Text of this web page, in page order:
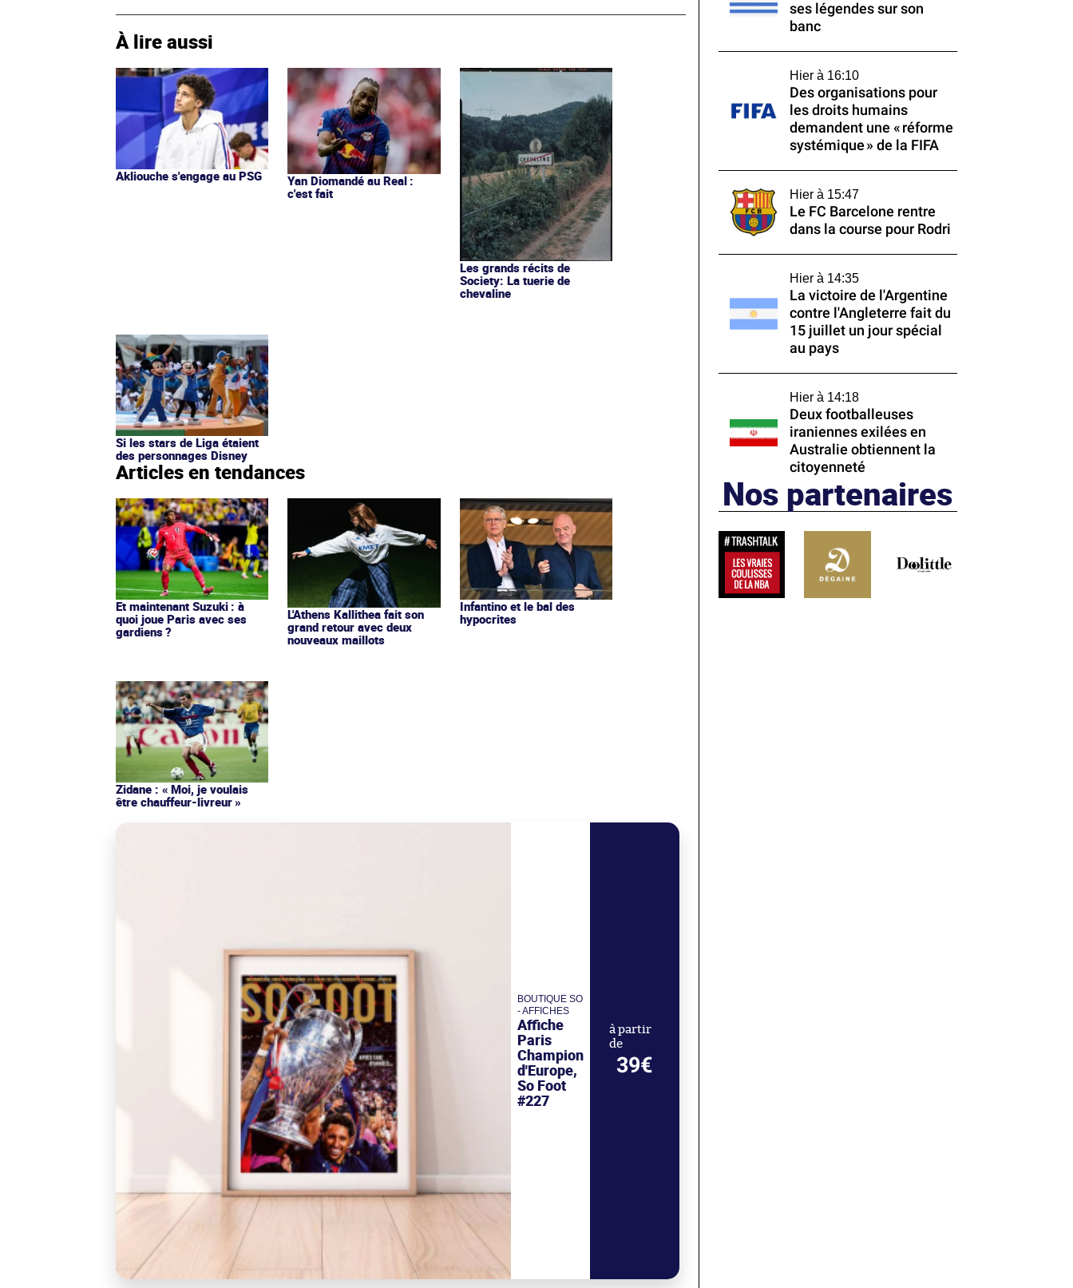
À lire aussi
Akliouche s'engage au PSG
Yan Diomandé au Real :
c'est fait
Les grands récits de
Society: La tuerie de
chevaline
Si les stars de Liga étaient
des personnages Disney
Articles en tendances
Et maintenant Suzuki : à
quoi joue Paris avec ses
gardiens ?
L'Athens Kallithea fait son
grand retour avec deux
nouveaux maillots
Infantino et le bal des
hypocrites
Zidane : « Moi, je voulais
être chauffeur-livreur »
BOUTIQUE SO
- AFFICHES
Affiche
Paris
Champion
d'Europe,
So Foot
#227
à partir
de
39€
ses légendes sur son
banc
Hier à 16:10
Des organisations pour
les droits humains
demandent une « réforme
systémique » de la FIFA
Hier à 15:47
Le FC Barcelone rentre
dans la course pour Rodri
Hier à 14:35
La victoire de l'Argentine
contre l'Angleterre fait du
15 juillet un jour spécial
au pays
Hier à 14:18
Deux footballeuses
iraniennes exilées en
Australie obtiennent la
citoyenneté
Nos partenaires